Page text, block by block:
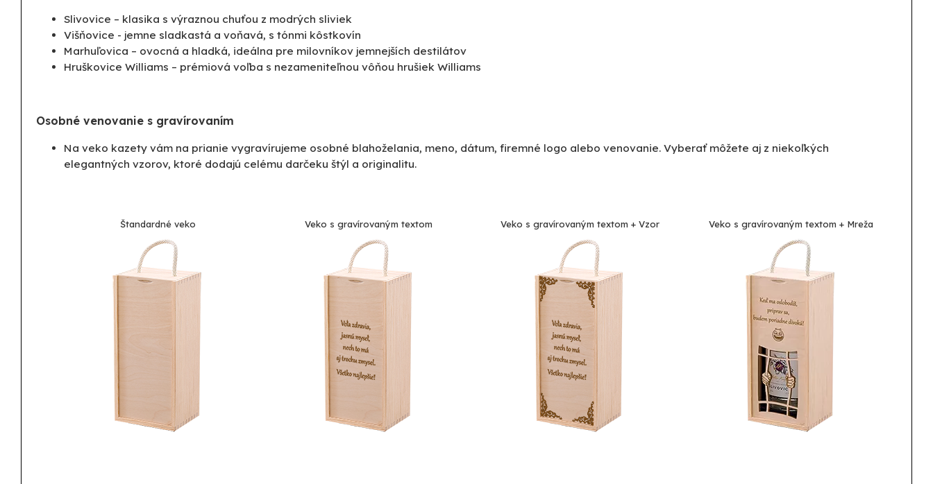
Slivovice – klasika s výraznou chuťou z modrých sliviek
Višňovice - jemne sladkastá a voňavá, s tónmi kôstkovín
Marhuľovica – ovocná a hladká, ideálna pre milovníkov jemnejších destilátov
Hruškovice Williams – prémiová voľba s nezameniteľnou vôňou hrušiek Williams
Osobné venovanie s gravírovaním
Na veko kazety vám na prianie vygravírujeme osobné blahoželania, meno, dátum, firemné logo alebo venovanie. Vyberať môžete aj z niekoľkých
elegantných vzorov, ktoré dodajú celému darčeku štýl a originalitu.
Štandardné veko Veko s gravírovaným textom Veko s gravírovaným textom + Vzor Veko s gravírovaným textom + Mreža